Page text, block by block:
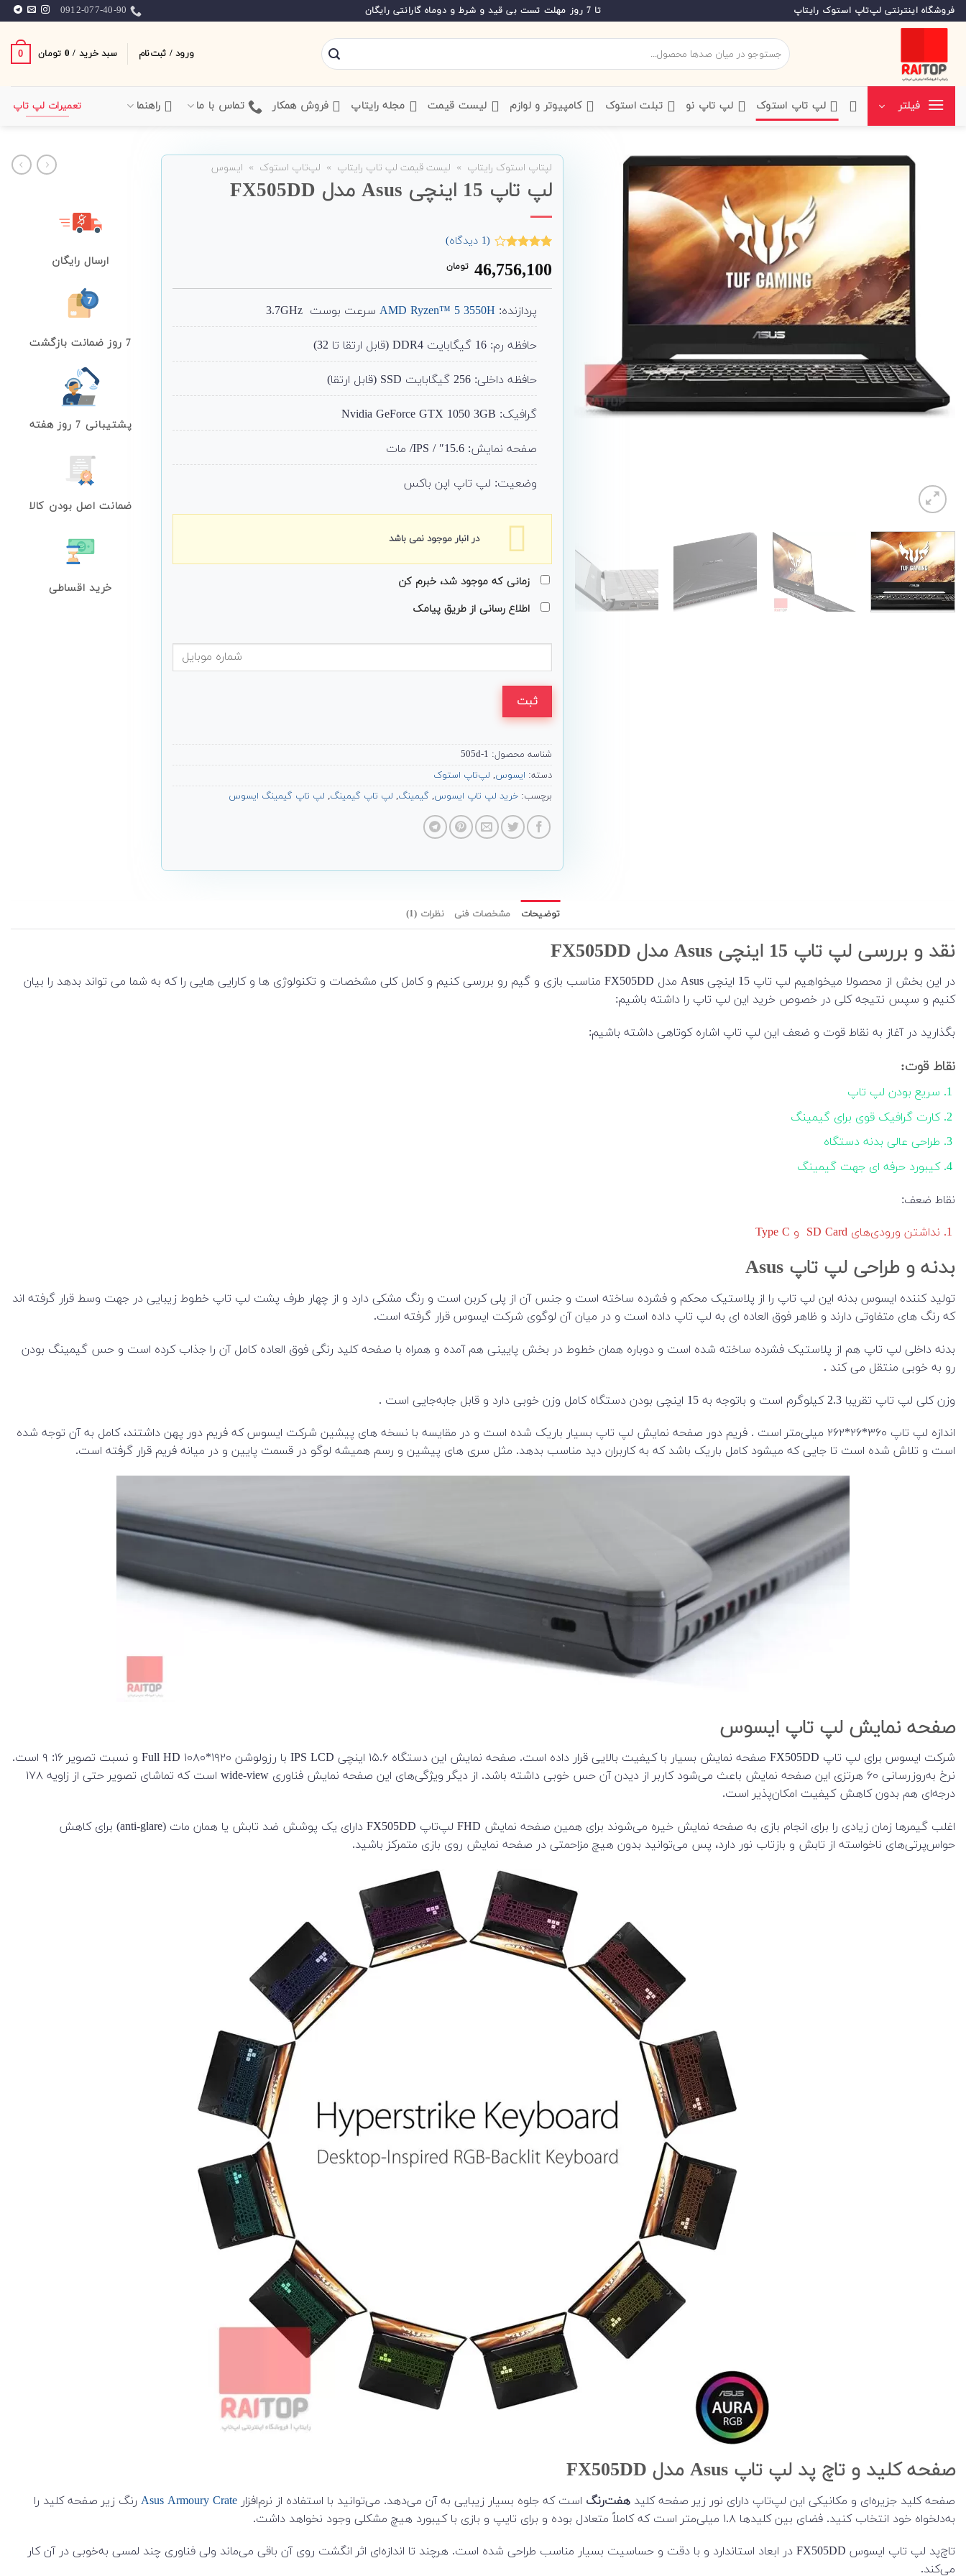
Skip
to
فروشگاه اینترنتی لپ‌تاپ استوک رایتاپ تا 7 روز مهلت تست بی قید و شرط و دوماه گارانتی رایگان 0912-077-40-90
جستجو
برای:
ورود / ثبت‌نام سبد خرید / 0 تومان 0
فیلتر ‌لپ تاپ استوک ‌لپ تاپ نو ‌ تبلت استوک ‌ کامپیوتر و لوازم ‌ لیست قیمت ‌ مجله رایتاپ فروش همکار تماس با ما راهنما تعمیرات لپ تاپ
لپتاپ استوک رایتاپ » لیست قیمت لپ تاپ رایتاپ » لپ‌تاپ استوک » ایسوس
لپ تاپ 15 اینچی Asus مدل FX505DD
4.00
از 5
مشتری
(
1 دیدگاه)
46,756,100 تومان
پردازنده: AMD Ryzen™ 5 3550Hسرعت بوست 3.7GHz
حافظه رم: 16 گیگابایت DDR4 (قابل ارتقا تا 32)
حافظه داخلی: 256 گیگابایت SSD (قابل ارتقا)
گرافیک: Nvidia GeForce GTX 1050 3GB
صفحه نمایش: 15.6″ / IPS/ مات
وضعیت: لپ تاپ اپن باکس
در انبار موجود نمی باشد
زمانی که موجود شد، خبرم کن
اطلاع رسانی از طریق پیامک
ثبت
شناسه محصول: 505d-1
دسته: ایسوس, لپ‌تاپ استوک
برچسب: خرید لپ تاپ ایسوس, گیمینگ, لپ تاپ گیمینگ, لپ تاپ گیمینگ ایسوس
ارسال رایگان
7 روز ضمانت بازگشت
پشتیبانی 7 روز هفته
ضمانت اصل بودن کالا
خرید اقساطی
توضیحات مشخصات فنی نظرات (1)
نقد و بررسی لپ تاپ 15 اینچی Asus مدل FX505DD
در این بخش از محصولا میخواهیم لپ تاپ 15 اینچی Asus مدل FX505DD مناسب بازی و گیم رو بررسی کنیم و کامل کلی مشخصات و تکنولوژی ها و کارایی هایی را که به شما می تواند بدهد را بیان
کنیم و سپس نتیجه کلی در خصوص خرید این لپ تاپ را داشته باشیم:
بگذارید در آغاز به نقاط قوت و ضعف این لپ تاپ اشاره کوتاهی داشته باشیم:
نقاط قوت:
سریع بودن لپ تاپ
کارت گرافیک قوی برای گیمینگ
طراحی عالی بدنه دستگاه
کیبورد حرفه ای جهت گیمینگ
نقاط ضعف:
نداشتن ورودی‌های SD Card و Type C
بدنه و طراحی لپ تاپ Asus
تولید کننده ایسوس بدنه این لپ تاپ را از پلاستیک محکم و فشرده ساخته است و جنس آن از پلی کربن است و رنگ مشکی دارد و از چهار طرف پشت لپ تاپ خطوط زیبایی در جهت وسط قرار گرفته اند
که رنگ های متفاوتی دارند و ظاهر فوق العاده ای به لپ تاپ داده است و در میان آن لوگوی شرکت ایسوس قرار گرفته است.
بدنه داخلی لپ تاپ هم از پلاستیک فشرده ساخته شده است و دوباره همان خطوط در بخش پایینی هم آمده و همراه با صفحه کلید رنگی فوق العاده کامل آن را جذاب کرده است و حس گیمینگ بودن
رو به خوبی منتقل می کند .
وزن کلی لپ تاپ تقریبا 2.3 کیلوگرم است و باتوجه به 15 اینچی بودن دستگاه کامل وزن خوبی دارد و قابل جابه‌جایی است .
اندازه لپ تاپ ۳۶۰*۲۶*۲۶۲ میلی‌متر است . فریم دور صفحه نمایش لپ تاپ بسیار باریک شده است و در مقایسه با نسخه های پیشین شرکت ایسوس که فریم دور پهن داشتند، کامل به آن توجه شده
است و تلاش شده است تا جایی که میشود کامل باریک باشد که به کاربران دید مناسب بدهد. مثل سری های پیشین و رسم همیشه لوگو در قسمت پایین و در میانه فریم قرار گرفته است.
صفحه نمایش لپ تاپ ایسوس
شرکت ایسوس برای لپ تاپ FX505DD صفحه نمایش بسیار با کیفیت بالایی قرار داده است. صفحه نمایش این دستگاه ۱۵.۶ اینچی IPS LCD با رزولوشن ۱۹۲۰*۱۰۸۰ Full HD و نسبت تصویر ۱۶: ۹ است.
نرخ به‌روزرسانی ۶۰ هرتزی این صفحه نمایش باعث می‌شود کاربر از دیدن آن حس خوبی داشته باشد. از دیگر ویژگی‌های این صفحه نمایش فناوری wide-view است که تماشای تصویر حتی از زاویه ۱۷۸
درجه‌ای هم بدون کاهش کیفیت امکان‌پذیر است.
اغلب گیمرها زمان زیادی را برای انجام بازی به صفحه نمایش خیره می‌شوند برای همین صفحه نمایش FHD لپ‌تاپ FX505DD دارای یک پوشش ضد تابش یا همان مات (anti-glare) برای کاهش
حواس‌پرتی‌های ناخواسته از تابش و بازتاب نور دارد، پس می‌توانید بدون هیچ مزاحمتی در صفحه نمایش روی بازی متمرکز باشید.
صفحه کلید و تاچ پد لپ تاپ Asus مدل FX505DD
صفحه کلید جزیره‌ای و مکانیکی این لپ‌تاپ دارای نور زیر صفحه کلید هفت‌رنگ است که جلوه بسیار زیبایی به آن می‌دهد. می‌توانید با استفاده از نرم‌افزار
رنگ زیر صفحه کلید را
به‌دلخواه خود انتخاب کنید. فضای بین کلیدها ۱.۸ میلی‌متر است که کاملاً متعادل بوده و برای تایپ و بازی با کیبورد هیچ مشکلی وجود نخواهد داشت.
تاچ‌پد لپ تاپ ایسوس FX505DD در ابعاد استاندارد و با دقت و حساسیت بسیار مناسب طراحی شده است. هرچند تا اندازه‌ای اثر انگشت روی آن باقی می‌ماند ولی فناوری چند لمسی به‌خوبی در آن کار
می‌کند.